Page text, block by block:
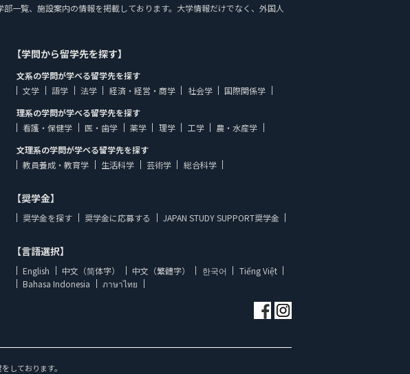
一覧、施設案内の情報を掲載しております。大学情報だけでなく、外国人
【学問から留学先を探す】
文系の学問が学べる留学先を探す
文学
語学 法学 経済・経営・商学 社会学
国際関係学
理系の学問が学べる留学先を探す
看護・保健学
医・歯学 薬学 理学 工学
農・水産学
文理系の学問が学べる留学先を探す
教員養成・教育学
生活科学 芸術学 総合科学
【奨学金】
奨学金を探す 奨学金に応募する JAPAN STUDY SUPPORT奨学金
【言語選択】
English 中文（简体字） 中文（繁體字） 한국어
Tiếng Việt
Bahasa Indonesia
ภาษาไทย
しております。